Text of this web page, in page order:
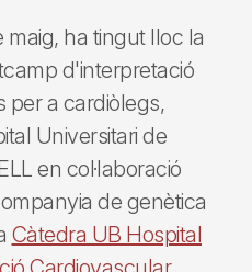
maig, ha tingut lloc la
d'interpretació
per a cardiòlegs,
Universitari de
en col·laboració
de genètica
Càtedra UB Hospital